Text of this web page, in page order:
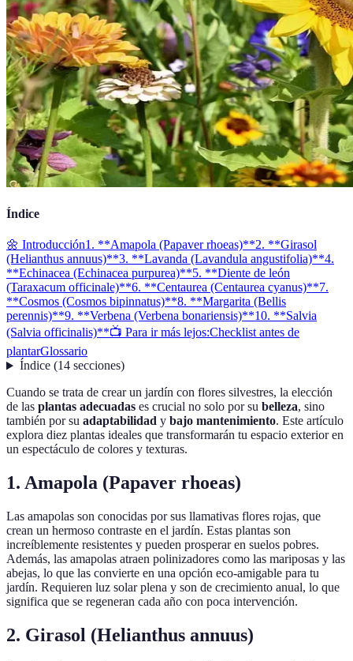
Índice
🌼 Introducción1. **Amapola (Papaver rhoeas)**2. **Girasol
(Helianthus annuus)**3. **Lavanda (Lavandula angustifolia)**4.
**Echinacea (Echinacea purpurea)**5. **Diente de león
(Taraxacum officinale)**6. **Centaurea (Centaurea cyanus)**7.
**Cosmos (Cosmos bipinnatus)**8. **Margarita (Bellis
perennis)**9. **Verbena (Verbena bonariensis)**10. **Salvia
(Salvia officinalis)**📺 Para ir más lejos:Checklist antes de
plantarGlossario
Índice(14 secciones)
Cuando se trata de crear un jardín con flores silvestres, la elección
de las plantas adecuadas es crucial no solo por su belleza, sino
también por su adaptabilidad y bajo mantenimiento. Este artículo
explora diez plantas ideales que transformarán tu espacio exterior en
un espectáculo de colores y texturas.
1. Amapola (Papaver rhoeas)
Las amapolas son conocidas por sus llamativas flores rojas, que
crean un hermoso contraste en el jardín. Estas plantas son
increíblemente resistentes y pueden prosperar en suelos pobres.
Además, las amapolas atraen polinizadores como las mariposas y las
abejas, lo que las convierte en una opción eco-amigable para tu
jardín. Requieren luz solar plena y son de crecimiento anual, lo que
significa que se regeneran cada año con poca intervención.
2. Girasol (Helianthus annuus)